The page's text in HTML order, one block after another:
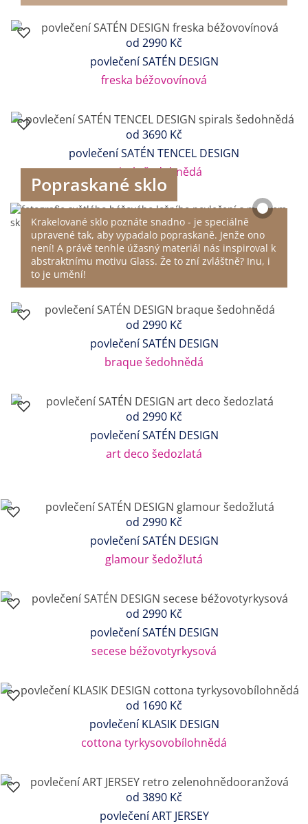
od 2990 Kč
povlečení SATÉN DESIGN
freska béžovovínová
od 3690 Kč
povlečení SATÉN TENCEL DESIGN
spirals šedohnědá
od 2990 Kč
povlečení SATÉN DESIGN
braque šedohnědá
od 2990 Kč
povlečení SATÉN DESIGN
art deco šedozlatá
Popraskané sklo
Krakelované sklo poznáte snadno - je speciálně
upravené tak, aby vypadalo popraskaně. Jenže ono
není! A právě tenhle úžasný materiál nás inspiroval k
abstraktnímu motivu Glass. Že to zní zvláštně? Inu, i
to je umění!
od 2990 Kč
povlečení SATÉN DESIGN
glamour šedožlutá
od 2990 Kč
povlečení SATÉN DESIGN
secese béžovotyrkysová
od 1690 Kč
povlečení KLASIK DESIGN
cottona tyrkysovobílohnědá
od 3890 Kč
povlečení ART JERSEY